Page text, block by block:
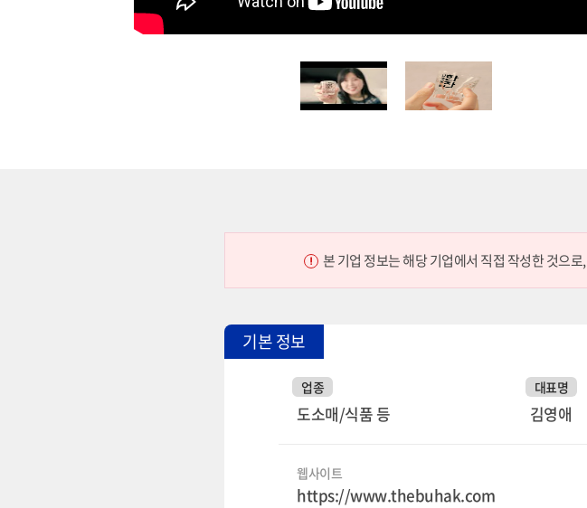
본 기업 정보는 해당 기업에서 직접 작성한 것으로,
기본 정보
업종
도소매/식품 등
대표명
김영애
웹사이트
https://www.thebuhak.com